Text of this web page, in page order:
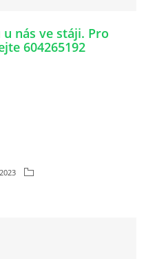
nás ve stáji. Pro
604265192